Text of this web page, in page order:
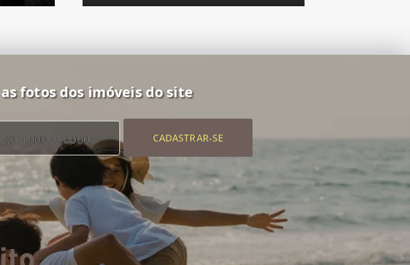
fotos dos imóveis do site
CADASTRAR-SE